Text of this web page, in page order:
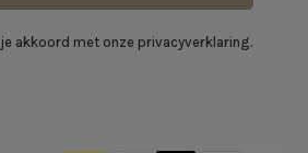
akkoord met onze privacyverklaring.